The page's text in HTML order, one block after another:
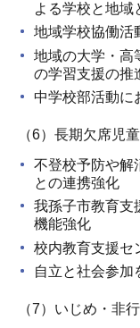
よる学校と地域
地域学校協働活
地域の大学・高
の学習支援の推
中学校部活動に
（6）長期欠席児
不登校予防や解
との連携強化
我孫子市教育支
機能強化
校内教育支援セ
自立と社会参加
（7）いじめ・非